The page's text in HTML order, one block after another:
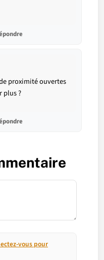
proximité ouvertes
plus ?
vous pour